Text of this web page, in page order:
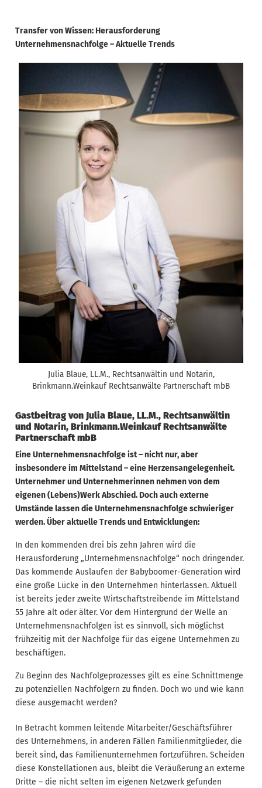
Transfer von Wissen: Herausforderung
Unternehmensnachfolge – Aktuelle Trends
Julia Blaue, LL.M., Rechtsanwältin und Notarin,
Brinkmann.Weinkauf Rechtsanwälte Partnerschaft mbB
Gastbeitrag von Julia Blaue, LL.M., Rechtsanwältin
und Notarin, Brinkmann.Weinkauf Rechtsanwälte
Partnerschaft mbB
Eine Unternehmensnachfolge ist – nicht nur, aber
insbesondere im Mittelstand – eine Herzensangelegenheit.
Unternehmer und Unternehmerinnen nehmen von dem
eigenen (Lebens)Werk Abschied. Doch auch externe
Umstände lassen die Unternehmensnachfolge schwieriger
werden. Über aktuelle Trends und Entwicklungen:
In den kommenden drei bis zehn Jahren wird die
Herausforderung „Unternehmensnachfolge“ noch dringender.
Das kommende Auslaufen der Babyboomer-Generation wird
eine große Lücke in den Unternehmen hinterlassen. Aktuell
ist bereits jeder zweite Wirtschaftstreibende im Mittelstand
55 Jahre alt oder älter. Vor dem Hintergrund der Welle an
Unternehmensnachfolgen ist es sinnvoll, sich möglichst
frühzeitig mit der Nachfolge für das eigene Unternehmen zu
beschäftigen.
Zu Beginn des Nachfolgeprozesses gilt es eine Schnittmenge
zu potenziellen Nachfolgern zu finden. Doch wo und wie kann
diese ausgemacht werden?
In Betracht kommen leitende Mitarbeiter/Geschäftsführer
des Unternehmens, in anderen Fällen Familienmitglieder, die
bereit sind, das Familienunternehmen fortzuführen. Scheiden
diese Konstellationen aus, bleibt die Veräußerung an externe
Dritte – die nicht selten im eigenen Netzwerk gefunden